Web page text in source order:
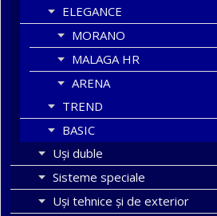
ELEGANCE
MORANO
MALAGA HR
ARENA
TREND
BASIC
Uşi duble
Sisteme speciale
Uși tehnice și de exterior